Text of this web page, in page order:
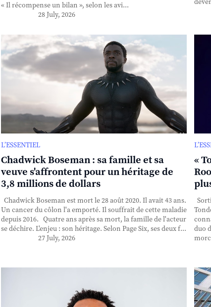
« Il récompense un bilan », selon les avi...
28 July, 2026
L’ESSENTIEL
Chadwick Boseman : sa famille et sa
veuve s'affrontent pour un héritage de
3,8 millions de dollars
Chadwick Boseman est mort le 28 août 2020. Il avait 43 ans.
Un cancer du côlon l'a emporté. Il souffrait de cette maladie
depuis 2016. Quatre ans après sa mort, la famille de l'acteur
se déchire. L'enjeu : son héritage. Selon Page Six, ses deux f...
27 July, 2026
«
duo